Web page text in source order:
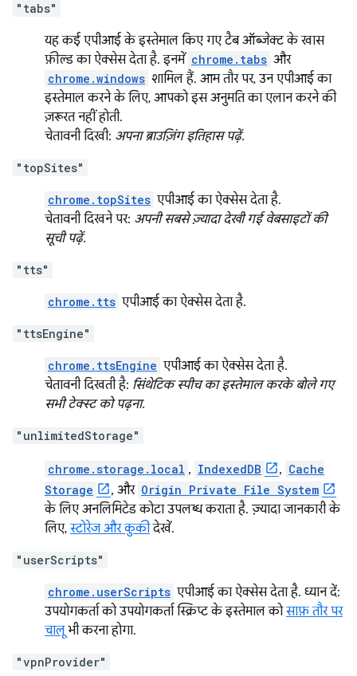
"tabs"
यह कई एपीआई के इस्तेमाल किए गए टैब ऑब्जेक्ट के खास
फ़ील्ड का ऐक्सेस देता है. इनमें chrome.tabs और
chrome.windows शामिल हैं. आम तौर पर, उन एपीआई का
इस्तेमाल करने के लिए, आपको इस अनुमति का एलान करने की
ज़रूरत नहीं होती.
चेतावनी दिखी: अपना ब्राउज़िंग इतिहास पढ़ें.
"topSites"
chrome.topSites एपीआई का ऐक्सेस देता है.
चेतावनी दिखने पर: अपनी सबसे ज़्यादा देखी गई वेबसाइटों की
सूची पढ़ें.
"tts"
chrome.tts एपीआई का ऐक्सेस देता है.
"ttsEngine"
chrome.ttsEngine एपीआई का ऐक्सेस देता है.
चेतावनी दिखती है: सिंथेटिक स्पीच का इस्तेमाल करके बोले गए
सभी टेक्स्ट को पढ़ना.
"unlimitedStorage"
chrome.storage.local , IndexedDB , Cache
Storage
, और Origin Private File System
के लिए अनलिमिटेड कोटा उपलब्ध कराता है. ज़्यादा जानकारी के
लिए, स्टोरेज और कुकीदेखें.
"userScripts"
chrome.userScripts एपीआई का ऐक्सेस देता है. ध्यान दें:
उपयोगकर्ता को उपयोगकर्ता स्क्रिप्ट के इस्तेमाल कोसाफ़ तौर पर
चालूभी करना होगा.
"vpnProvider"